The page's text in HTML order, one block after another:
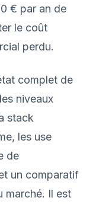
€ par an de
le coût
perdu.
complet de
niveaux
stack
les use
de
un comparatif
marché. Il est